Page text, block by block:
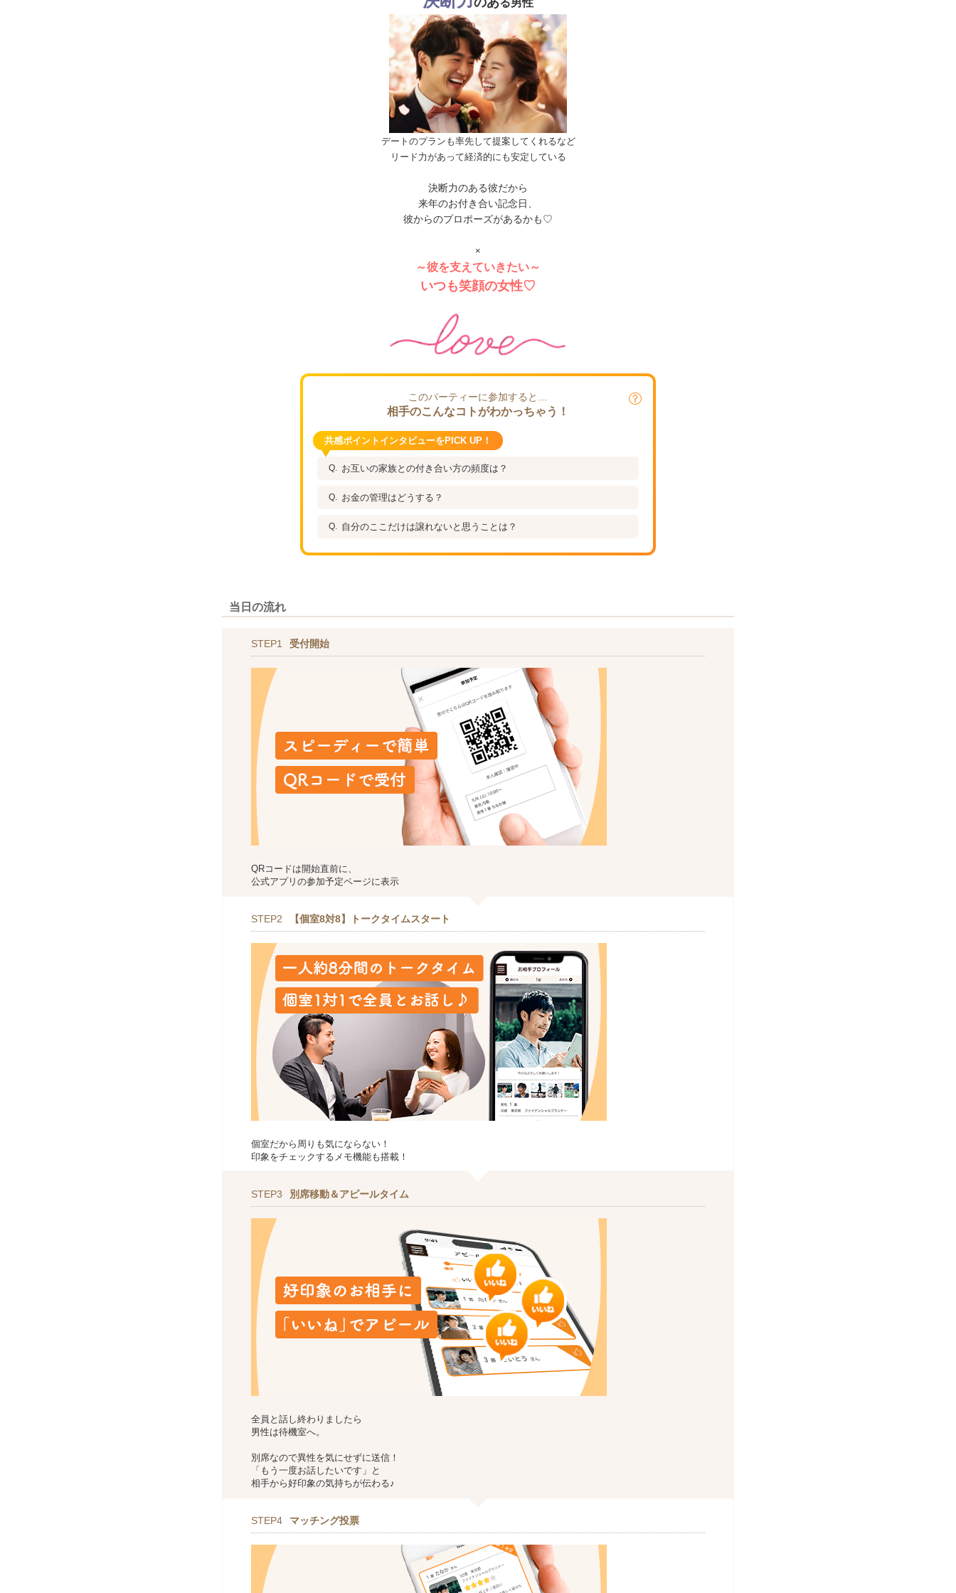
る男性
デートのプランも率先して提案してくれるなど
リード力があって経済的にも安定している
決断力のある彼だから
来年のお付き合い記念日、
彼からのプロポーズがあるかも♡
×
～彼を支えていきたい～
いつも笑顔の女性♡
このパーティーに参加すると…
相手のこんなコトがわかっちゃう！
共感ポイントインタビューをPICK UP！
お互いの家族との付き合い方の頻度は？
お金の管理はどうする？
自分のここだけは譲れないと思うことは？
当日の流れ
STEP1 受付開始
QRコードは開始直前に、
公式アプリの参加予定ページに表示
STEP2 【個室8対8】トークタイムスタート
個室だから周りも気にならない！
印象をチェックするメモ機能も搭載！
STEP3 別席移動＆アピールタイム
全員と話し終わりましたら
男性は待機室へ。
別席なので異性を気にせずに送信！
「もう一度お話したいです」と
相手から好印象の気持ちが伝わる♪
STEP4 マッチング投票